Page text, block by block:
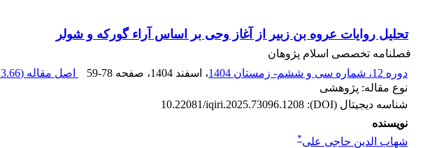
تحلیل روایات عروه بن زبیر از آغاز وحی بر اساس آراء گورکه و شولر
فصلنامه تخصصی اسلام پژوهان
دوره 12، شماره سی و ششم- زمستان 1404
، اسفند 1404 ، صفحه 59-78 اصل مقاله (3.66 M
نوع مقاله: پژوهشی
شناسه دیجیتال (DOI):
10.22081/iqiri.2025.73096.1208
نویسنده
شهاب الدین حاجی علی*